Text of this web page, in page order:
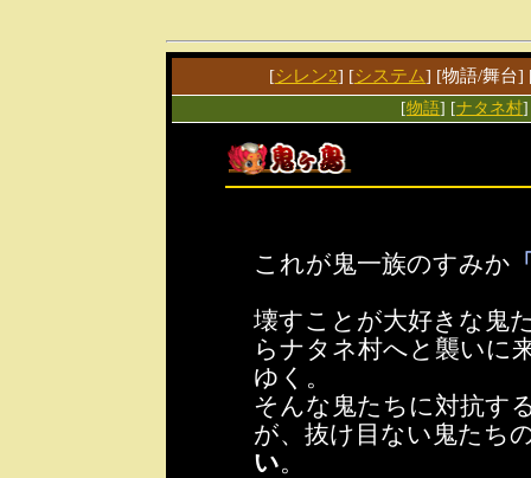
[シレン2] [システム] [物語/舞台]
[物語] [ナタネ村]
これが鬼一族のすみか
壊すことが大好きな鬼
らナタネ村へと襲いに
ゆく。
そんな鬼たちに対抗す
が、抜け目ない鬼たち
い。